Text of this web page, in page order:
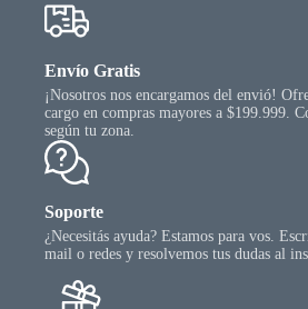
Envío Gratis
¡Nosotros nos encargamos del envió!
cargo en compras mayores a $199.999.
según tu zona.
Soporte
¿Necesitás ayuda? Estamos para vos.
mail o redes y resolvemos tus dudas al